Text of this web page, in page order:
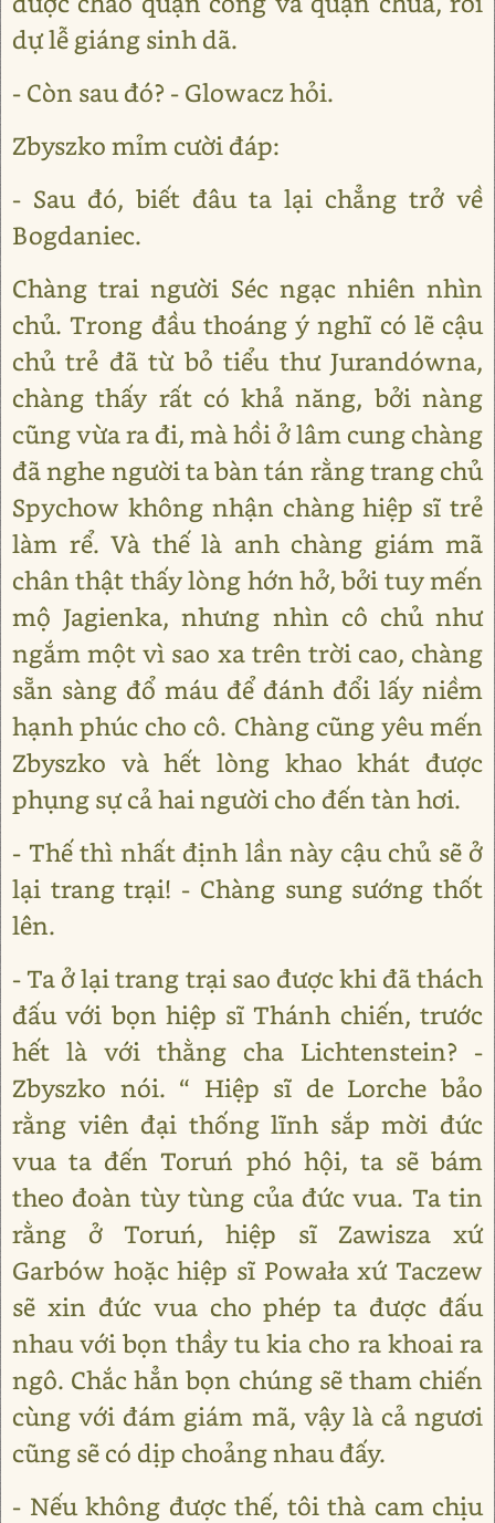
dự lễ giáng sinh dã.
- Còn sau đó? - Glowacz hỏi.
Zbyszko mỉm cười đáp:
- Sau đó, biết đâu ta lại chẳng trở về
Bogdaniec.
Chàng trai người Séc ngạc nhiên nhìn
chủ. Trong đầu thoáng ý nghĩ có lẽ cậu
chủ trẻ đã từ bỏ tiểu thư Jurandówna,
chàng thấy rất có khả năng, bởi nàng
cũng vừa ra đi, mà hồi ở lâm cung chàng
đã nghe người ta bàn tán rằng trang chủ
Spychow không nhận chàng hiệp sĩ trẻ
làm rể. Và thế là anh chàng giám mã
chân thật thấy lòng hớn hở, bởi tuy mến
mộ Jagienka, nhưng nhìn cô chủ như
ngắm một vì sao xa trên trời cao, chàng
sẵn sàng đổ máu để đánh đổi lấy niềm
hạnh phúc cho cô. Chàng cũng yêu mến
Zbyszko và hết lòng khao khát được
phụng sự cả hai người cho đến tàn hơi.
- Thế thì nhất định lần này cậu chủ sẽ ở
lại trang trại! - Chàng sung sướng thốt
lên.
- Ta ở lại trang trại sao được khi đã thách
đấu với bọn hiệp sĩ Thánh chiến, trước
hết là với thằng cha Lichtenstein? -
Zbyszko nói. “ Hiệp sĩ de Lorche bảo
rằng viên đại thống lĩnh sắp mời đức
vua ta đến Toruń phó hội, ta sẽ bám
theo đoàn tùy tùng của đức vua. Ta tin
rằng ở Toruń, hiệp sĩ Zawisza xứ
Garbów hoặc hiệp sĩ Powała xứ Taczew
sẽ xin đức vua cho phép ta được đấu
nhau với bọn thầy tu kia cho ra khoai ra
ngô. Chắc hẳn bọn chúng sẽ tham chiến
cùng với đám giám mã, vậy là cả ngươi
cũng sẽ có dịp choảng nhau đấy.
- Nếu không được thế, tôi thà cam chịu